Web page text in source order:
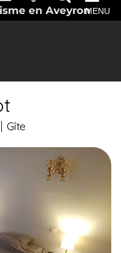
en AveyronMENU
Gîte